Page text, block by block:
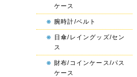
ケース
腕時計/ベルト
日傘/レイングッズ/セン
ス
財布/コインケース/パス
ケース